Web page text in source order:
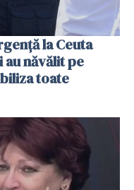
la Ceuta
năvălit pe
toate